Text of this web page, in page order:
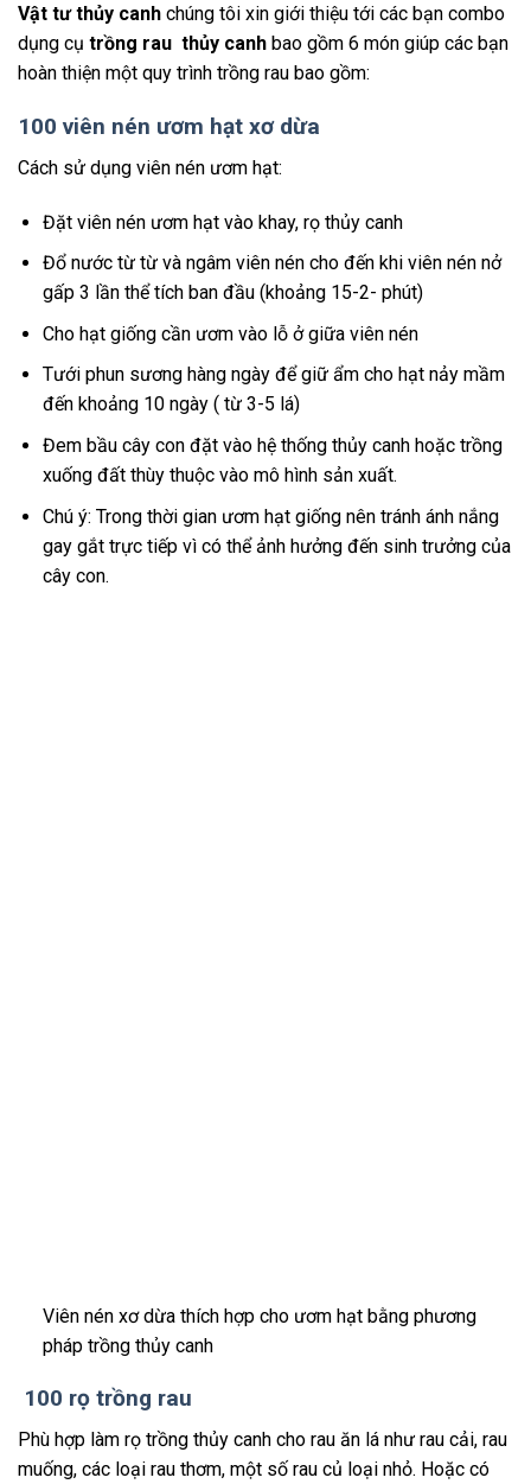
Vật tư thủy canh chúng tôi xin giới thiệu tới các bạn combo
dụng cụ trồng rau thủy canh bao gồm 6 món giúp các bạn
hoàn thiện một quy trình trồng rau bao gồm:
100 viên nén ươm hạt xơ dừa
Cách sử dụng viên nén ươm hạt:
Đặt viên nén ươm hạt vào khay, rọ thủy canh
Đổ nước từ từ và ngâm viên nén cho đến khi viên nén nở
gấp 3 lần thể tích ban đầu (khoảng 15-2- phút)
Cho hạt giống cần ươm vào lỗ ở giữa viên nén
Tưới phun sương hàng ngày để giữ ẩm cho hạt nảy mầm
đến khoảng 10 ngày ( từ 3-5 lá)
Đem bầu cây con đặt vào hệ thống thủy canh hoặc trồng
xuống đất thùy thuộc vào mô hình sản xuất.
Chú ý: Trong thời gian ươm hạt giống nên tránh ánh nắng
gay gắt trực tiếp vì có thể ảnh hưởng đến sinh trưởng của
cây con.
Viên nén xơ dừa thích hợp cho ươm hạt bằng phương
pháp trồng thủy canh
100 rọ trồng rau
Phù hợp làm rọ trồng thủy canh cho rau ăn lá như rau cải, rau
muống, các loại rau thơm, một số rau củ loại nhỏ. Hoặc có